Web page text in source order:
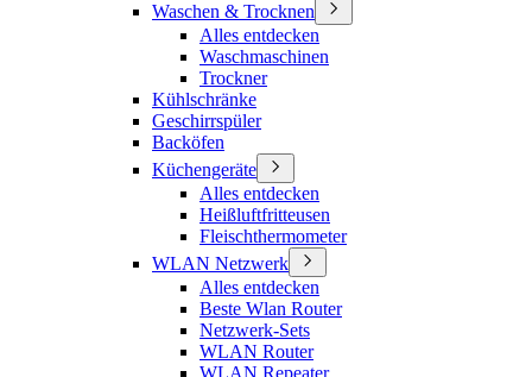
Waschen & Trocknen
Alles entdecken
Waschmaschinen
Trockner
Kühlschränke
Geschirrspüler
Backöfen
Küchengeräte
Alles entdecken
Heißluftfritteusen
Fleischthermometer
WLAN Netzwerk
Alles entdecken
Beste Wlan Router
Netzwerk-Sets
WLAN Router
WLAN Repeater